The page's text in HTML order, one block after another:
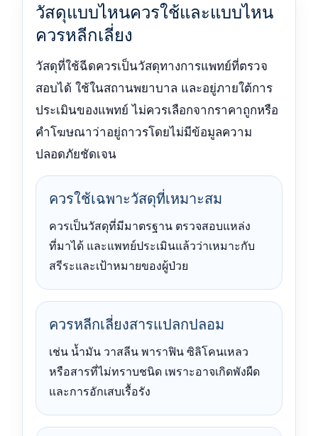
วัสดุแบบไหนควรใช้และแบบไหน
ควรหลีกเลี่ยง
วัสดุที่ใช้ฉีดควรเป็นวัสดุทางการแพทย์ที่ตรวจ
สอบได้ ใช้ในสถานพยาบาล และอยู่ภายใต้การ
ประเมินของแพทย์ ไม่ควรเลือกจากราคาถูกหรือ
คำโฆษณาว่าอยู่ถาวรโดยไม่มีข้อมูลความ
ปลอดภัยชัดเจน
ควรใช้เฉพาะวัสดุที่เหมาะสม
ควรเป็นวัสดุที่มีมาตรฐาน ตรวจสอบแหล่ง
ที่มาได้ และแพทย์ประเมินแล้วว่าเหมาะกับ
สรีระและเป้าหมายของผู้ป่วย
ควรหลีกเลี่ยงสารแปลกปลอม
เช่น น้ำมัน วาสลีน พาราฟิน ซิลิโคนเหลว
หรือสารที่ไม่ทราบชนิด เพราะอาจเกิดพังผืด
และการอักเสบเรื้อรัง